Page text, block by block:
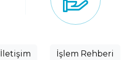
İletişim İşlem Rehberi